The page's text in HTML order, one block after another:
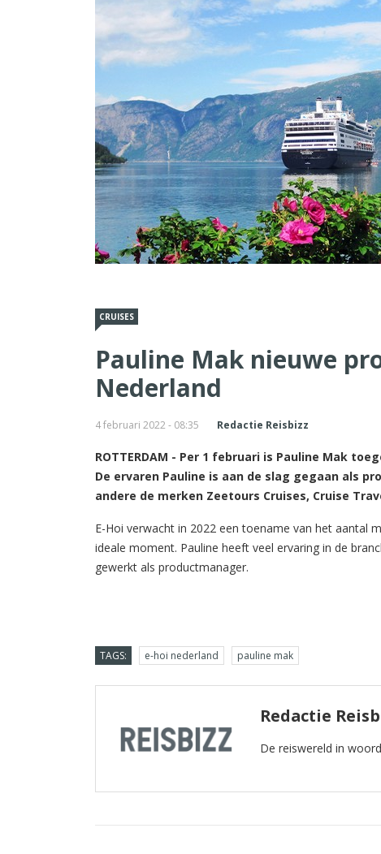
CRUISES
Pauline Mak nieuwe
Nederland
4 februari 2022 - 08:35 Redactie Reisbizz
ROTTERDAM - Per 1 februari is Pauline Mak
De ervaren Pauline is aan de slag gegaan als
andere de merken Zeetours Cruises, Cruise
E-Hoi verwacht in 2022 een toename van het aantal
ideale moment. Pauline heeft veel ervaring in de
gewerkt als productmanager.
TAGS: e-hoi nederland pauline mak
Redactie
De reiswereld in